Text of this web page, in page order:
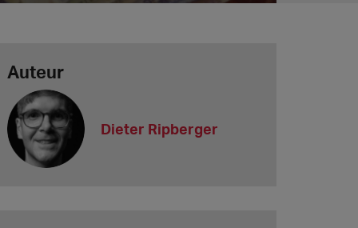
Auteur
Dieter Ripberger